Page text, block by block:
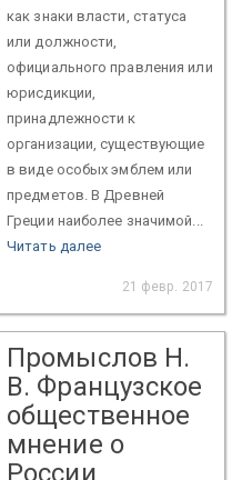
как знаки власти, статуса
или должности,
официального правления или
юрисдикции,
принадлежности к
организации, существующие
в виде особых эмблем или
предметов. В Древней
Греции наиболее значимой...
Читать далее
21 февр. 2017
Промыслов Н.
В. Французское
общественное
мнение о
России